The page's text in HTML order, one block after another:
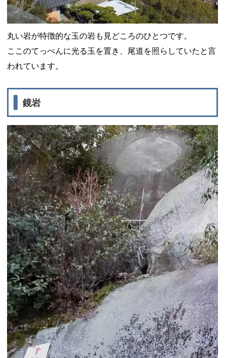
丸い岩が特徴的な玉の岩も見どころのひとつです。
ここのてっぺんに光る玉を置き、尾道を照らしていたと言
われています。
鏡岩